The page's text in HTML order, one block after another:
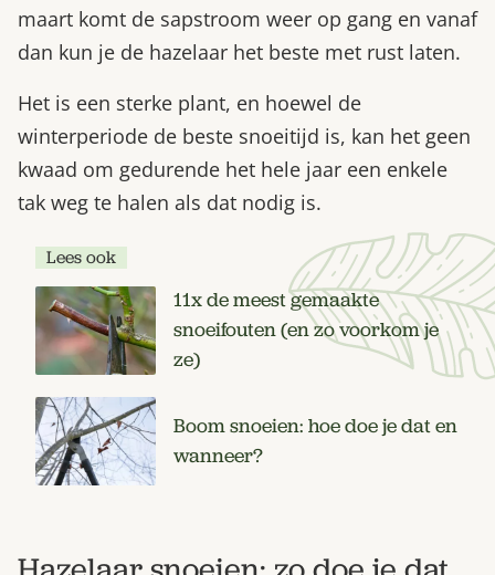
maart komt de sapstroom weer op gang en vanaf
dan kun je de hazelaar het beste met rust laten.
Het is een sterke plant, en hoewel de
winterperiode de beste snoeitijd is, kan het geen
kwaad om gedurende het hele jaar een enkele
tak weg te halen als dat nodig is.
Lees ook
11x de meest gemaakte
snoeifouten (en zo voorkom je
ze)
Boom snoeien: hoe doe je dat en
wanneer?